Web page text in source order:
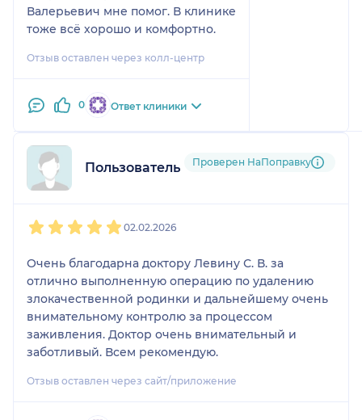
Валерьевич мне помог. В клинике
тоже всё хорошо и комфортно.
Отзыв оставлен через колл-центр
0 Ответ клиники
Пользователь НаПоправку
Проверен НаПоправку
02.02.2026
Очень благодарна доктору Левину С. В. за
отлично выполненную операцию по удалению
злокачественной родинки и дальнейшему очень
внимательному контролю за процессом
заживления. Доктор очень внимательный и
заботливый. Всем рекомендую.
Отзыв оставлен через сайт/приложение